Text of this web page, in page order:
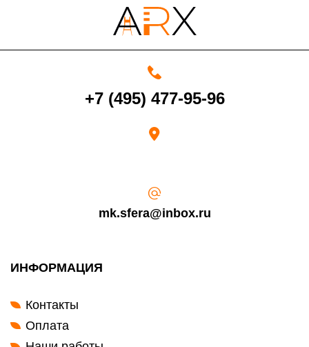
счет в течение 5-30 рабочих дней (срок зависит от банка, который
+7 (495) 477-95-96
mk.sfera@inbox.ru
ИНФОРМАЦИЯ
Контакты
Оплата